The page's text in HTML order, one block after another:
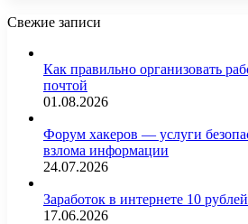
Свежие записи
Как правильно организовать
почтой
01.08.2026
Форум хакеров — услуги
взлома информации
24.07.2026
Заработок в интернете 10
17.06.2026